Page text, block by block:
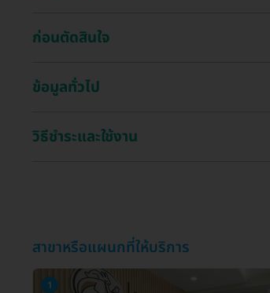
ก่อนตัดสินใจ
ข้อมูลทั่วไป
วิธีชำระและใช้งาน
สาขาหรือแผนกที่ให้บริการ
1